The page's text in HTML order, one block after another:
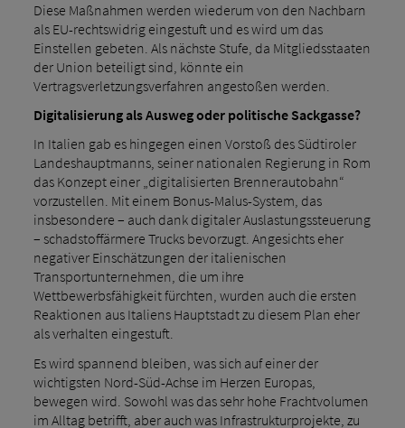
Diese Maßnahmen werden wiederum von den Nachbarn
als EU-rechtswidrig eingestuft und es wird um das
Einstellen gebeten. Als nächste Stufe, da Mitgliedsstaaten
der Union beteiligt sind, könnte ein
Vertragsverletzungsverfahren angestoßen werden.
Digitalisierung als Ausweg oder politische Sackgasse?
In Italien gab es hingegen einen Vorstoß des Südtiroler
Landeshauptmanns, seiner nationalen Regierung in Rom
das Konzept einer „digitalisierten Brennerautobahn“
vorzustellen. Mit einem Bonus-Malus-System, das
insbesondere – auch dank digitaler Auslastungssteuerung
– schadstoffärmere Trucks bevorzugt. Angesichts eher
negativer Einschätzungen der italienischen
Transportunternehmen, die um ihre
Wettbewerbsfähigkeit fürchten, wurden auch die ersten
Reaktionen aus Italiens Hauptstadt zu diesem Plan eher
als verhalten eingestuft.
Es wird spannend bleiben, was sich auf einer der
wichtigsten Nord-Süd-Achse im Herzen Europas,
bewegen wird. Sowohl was das sehr hohe Frachtvolumen
im Alltag betrifft, aber auch was Infrastrukturprojekte, zu